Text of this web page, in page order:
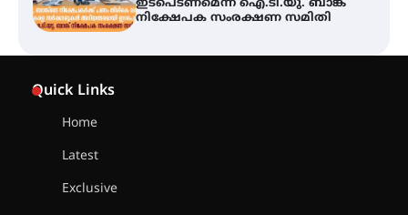
ഇടപെടണമെന്ന് ഐ.ടി.യു. ബാങ്ക്
നിക്ഷേപക സംരക്ഷണ സമിതി
Quick Links
Home
Latest
Exclusive